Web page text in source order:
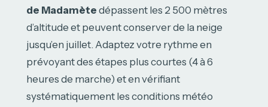
de Madamète dépassent les 2 500 mètres
d’altitude et peuvent conserver de la neige
jusqu’en juillet. Adaptez votre rythme en
prévoyant des étapes plus courtes (4 à 6
heures de marche) et en vérifiant
systématiquement les conditions météo